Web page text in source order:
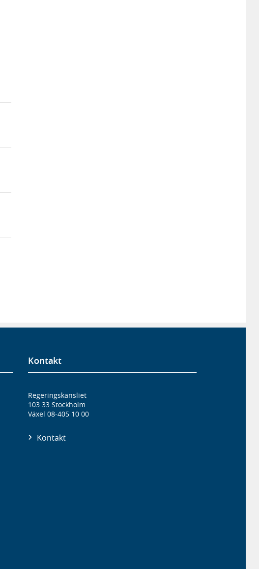
Kontakt
Regeringskansliet
103 33 Stockholm
Växel 08-405 10 00
Kontakt